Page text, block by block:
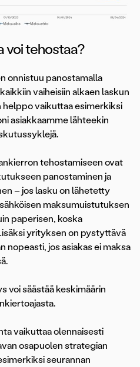
voi tehostaa?
onnistuu panostamalla
vaiheisiin alkaen laskun
vaikuttaa esimerkiksi
asiakkaamme lähteekin
tehostamiseen ovat
panostaminen ja
– jos lasku on lähetetty
maksumuistutuksen
paperisen, koska
yrityksen on pystyttävä
nopeasti, jos asiakas ei maksa
voi säästää keskimäärin
vaikuttaa olennaisesti
osapuolen strategian
seurannan